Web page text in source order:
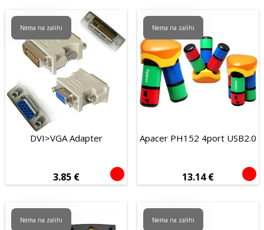
DVI>VGA Adapter
3.85 €
Nema na zalihi
Apacer PH152 4port USB2.0
13.14€
Nema na zalihi
Nema na zalihi Nema na zalihi